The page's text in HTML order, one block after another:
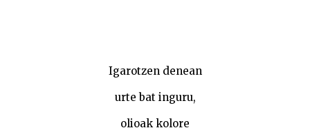
Igarotzen denean
urte bat inguru,
olioak kolore